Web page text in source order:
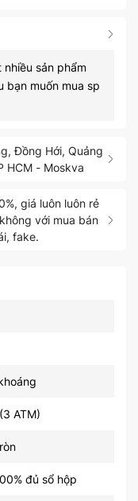
sản phẩm
bạn muốn mua sp
Đồng Hới, Quảng
HCM - Moskva
giá luôn luôn rẻ
với mua bán
fake.
ATM)
đủ sổ hộp